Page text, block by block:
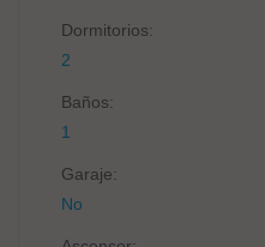
Dormitorios:
2
Baños:
1
Garaje:
No